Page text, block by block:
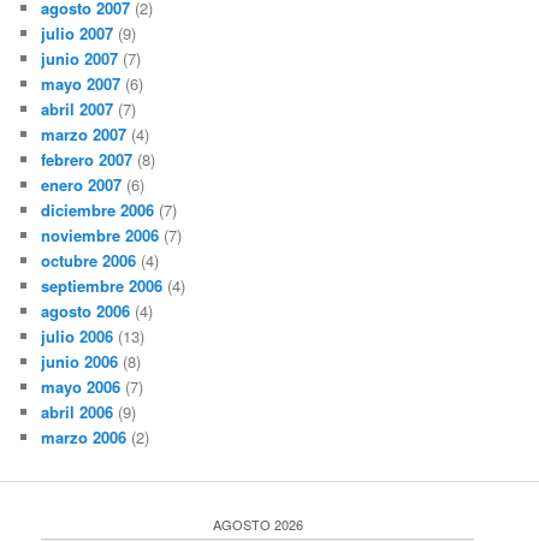
agosto 2007 (2)
julio 2007 (9)
junio 2007 (7)
mayo 2007 (6)
abril 2007 (7)
marzo 2007 (4)
febrero 2007 (8)
enero 2007 (6)
diciembre 2006 (7)
noviembre 2006 (7)
octubre 2006 (4)
septiembre 2006 (4)
agosto 2006 (4)
julio 2006 (13)
junio 2006 (8)
mayo 2006 (7)
abril 2006 (9)
marzo 2006 (2)
AGOSTO 2026